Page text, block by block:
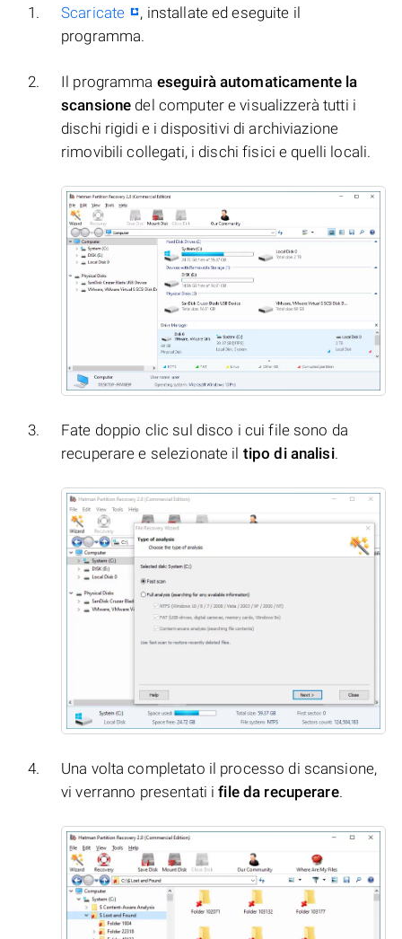
Scaricate
, installate ed eseguite il
programma.
Il programma eseguirà automaticamente la
scansione del computer e visualizzerà tutti i
dischi rigidi e i dispositivi di archiviazione
rimovibili collegati, i dischi fisici e quelli locali.
Fate doppio clic sul disco i cui file sono da
recuperare e selezionate il tipo di analisi.
Una volta completato il processo di scansione,
vi verranno presentati ifile da recuperare.